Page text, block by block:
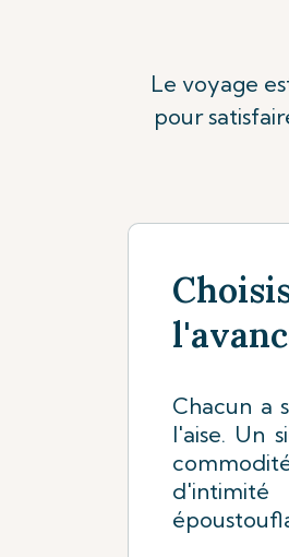
Le voyage
pour
Chacun a
l'aise. Un